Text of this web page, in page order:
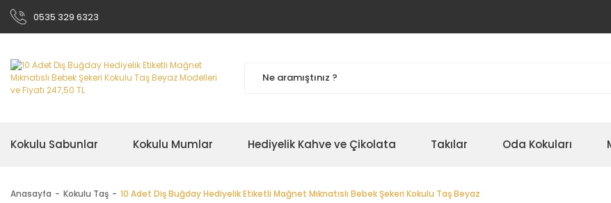
0535 329 6323
Kokulu Sabunlar Kokulu Mumlar Hediyelik Kahve ve Çikolata Takılar Oda Kokuları
Anasayfa Kokulu Taş 10 Adet Diş Buğday Hediyelik Etiketli Mağnet Mıknatıslı Bebek Şekeri Kokulu Taş Beyaz